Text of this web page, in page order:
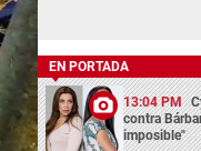
EN PORTADA
13:04 PM
contra
imposible"